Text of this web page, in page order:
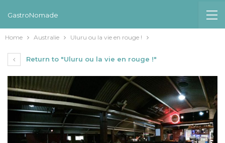
GastroNomade
Home Australie Uluru ou la vie en rouge !
Return to "Uluru ou la vie en rouge !"